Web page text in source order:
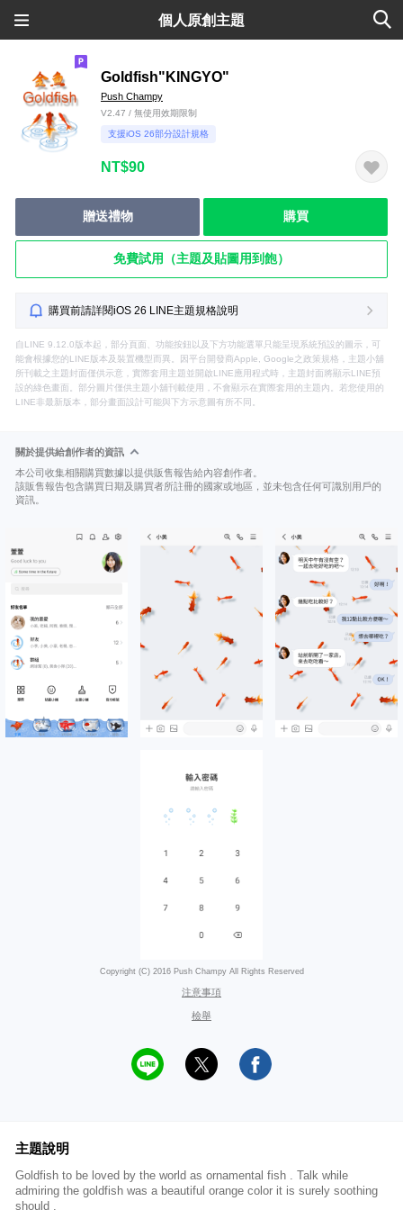
個人原創主題
Goldfish"KINGYO"
Push Champy
V2.47 / 無使用效期限制
支援iOS 26部分設計規格
NT$90
贈送禮物 購買
免費試用（主題及貼圖用到飽）
購買前請詳閱iOS 26 LINE主題規格說明
自LINE 9.12.0版本起，部分頁面、功能按鈕以及下方功能選單只能呈現系統預設的圖示，可
能會根據您的LINE版本及裝置機型而異。因平台開發商Apple, Google之政策規格，主題小舖
所刊載之主題封面僅供示意，實際套用主題並開啟LINE應用程式時，主題封面將顯示LINE預
設的綠色畫面。部分圖片僅供主題小舖刊載使用，不會顯示在實際套用的主題內。若您使用的
LINE非最新版本，部分畫面設計可能與下方示意圖有所不同。
關於提供給創作者的資訊
本公司收集相關購買數據以提供販售報告給內容創作者。
該販售報告包含購買日期及購買者所註冊的國家或地區，並未包含任何可識別用戶的
資訊。
Copyright (C) 2016 Push Champy All Rights Reserved
注意事項
檢舉
主題說明
Goldfish to be loved by the world as ornamental fish . Talk while
admiring the goldfish was a beautiful orange color it is surely soothing
should .